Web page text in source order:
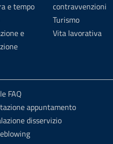
e tempo
e
contravvenzioni
Turismo
Vita lavorativa
FAQ
appuntamento
disservizio